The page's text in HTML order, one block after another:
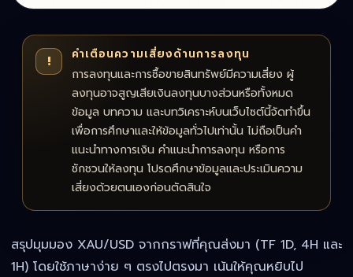
!
คำเตือนความเสี่ยงด้านการลงทุน
การลงทุนและการซื้อขายสินทรัพย์มีความเสี่ยง ผู้
ลงทุนอาจสูญเสียเงินลงทุนบางส่วนหรือทั้งหมด
ข้อมูล บทความ และบทวิเคราะห์บนเว็บไซต์นี้จัดทำขึ้น
เพื่อการศึกษาและให้ข้อมูลทั่วไปเท่านั้น ไม่ถือเป็นคำ
แนะนำทางการเงิน คำแนะนำการลงทุน หรือการ
ชักชวนให้ลงทุน โปรดศึกษาข้อมูลและประเมินความ
เสี่ยงด้วยตนเองก่อนตัดสินใจ
สรุปมุมมอง XAU/USD จากกราฟที่คุณส่งมา (TF 1D, 4H และ
1H) โดยใช้ภาษาง่าย ๆ ตรงไปตรงมา เน้นให้คุณหยิบไป